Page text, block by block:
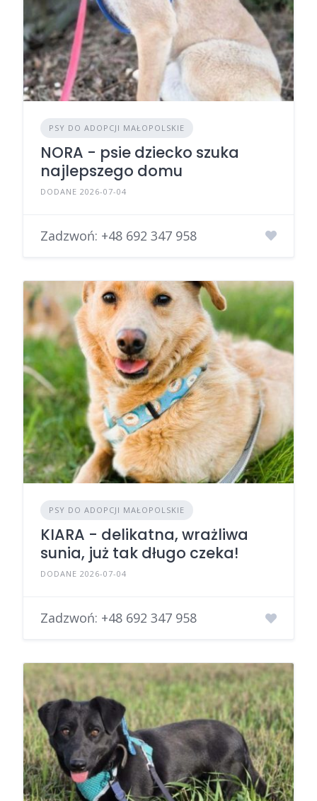
PSY DO ADOPCJI MAŁOPOLSKIE
NORA - psie dziecko szuka
najlepszego domu
DODANE 2026-07-04
Zadzwoń: +48 692 347 958
PSY DO ADOPCJI MAŁOPOLSKIE
KIARA - delikatna, wrażliwa
sunia, już tak długo czeka!
DODANE 2026-07-04
Zadzwoń: +48 692 347 958